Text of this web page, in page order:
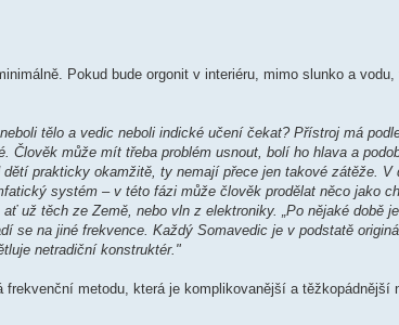
Pokud bude orgonit v interiéru, mimo slunko a
tělo a vedic neboli indické učení čekat? Přístroj má
může mít třeba problém usnout, bolí ho hlava a
prakticky okamžitě, ty nemají přece jen takové zátěže. V
systém – v této fázi může člověk prodělat něco jako
už těch ze Země, nebo vln z elektroniky. „Po nějaké době
se na jiné frekvence. Každý Somavedic je v podstatě
netradiční konstruktér."
metodu, která je komplikovanější a těžkopádnější